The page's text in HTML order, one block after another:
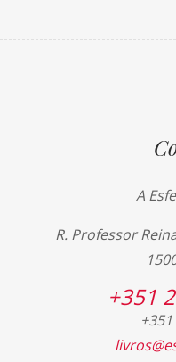
A
R. Professor
+351